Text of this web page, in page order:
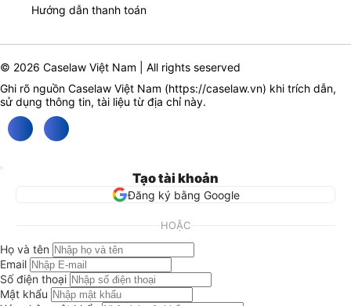
Hướng dẫn thanh toán
© 2026 Caselaw Việt Nam | All rights seserved
Ghi rõ nguồn Caselaw Việt Nam (https://caselaw.vn) khi trích dẫn,
sử dụng thông tin, tài liệu từ địa chỉ này.
Tạo tài khoản
Đăng ký bằng Google
HOẶC
Họ và tên
Email
Số điện thoại
Mật khẩu